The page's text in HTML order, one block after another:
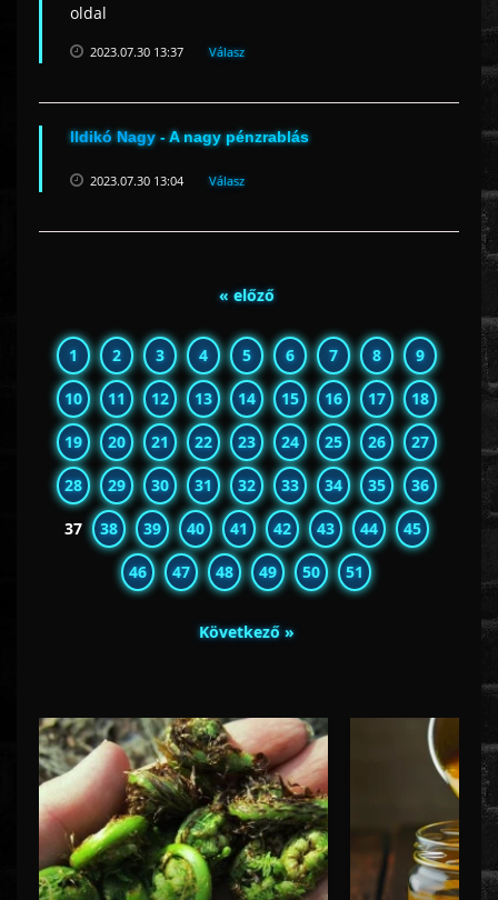
oldal
2023.07.30 13:37 Válasz
Ildikó Nagy- A nagy pénzrablás
2023.07.30 13:04 Válasz
« előző
1 2 3 4 5 6 7 8 9
10 11 12 13 14 15 16 17 18
19 20 21 22 23 24 25 26 27
28 29 30 31 32 33 34 35 36
37 38 39 40 41 42 43 44 45
46 47 48 49 50 51
Következő »